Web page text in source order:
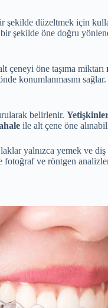
şekilde düzeltmek için
şekilde öne doğru
çeneyi öne taşıma miktarı
konumlanmasını
belirlenir.
ile alt çene öne
yalnızca yemek ve
fotoğraf ve röntgen